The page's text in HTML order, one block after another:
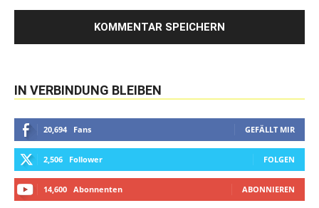
IN VERBINDUNG BLEIBEN
20,694 Fans GEFÄLLT MIR
2,506 Follower FOLGEN
14,600 Abonnenten ABONNIEREN